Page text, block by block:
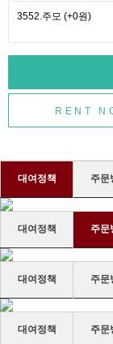
3552.주모 (+0원)
대여정책 주문
대여정책 주문
대여정책 주문
대여정책 주문